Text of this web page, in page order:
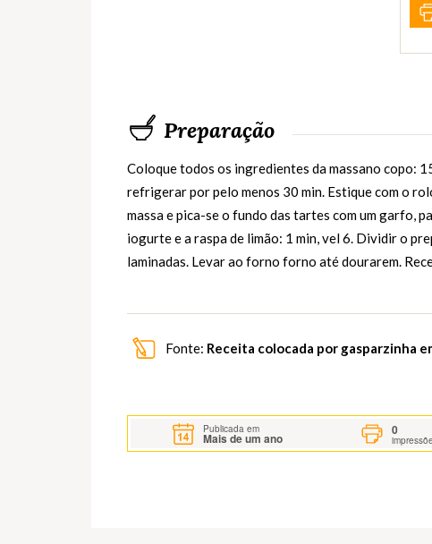
Preparação
Coloque todos os ingredientes da massano copo:
refrigerar por pelo menos 30 min. Estique com o
massa e pica-se o fundo das tartes com um garfo,
iogurte e a raspa de limão: 1 min, vel 6. Dividir o
laminadas. Levar ao forno forno até dourarem.
Fonte: Receita colocada por gasparzinha
Publicada em
Mais de um ano
0